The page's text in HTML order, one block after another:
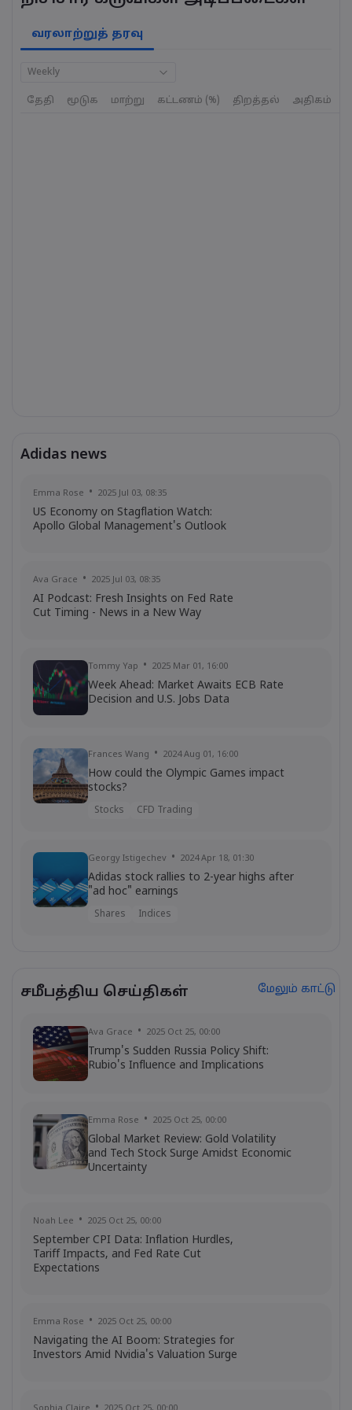
வரலாற்றுத் தரவு
Weekly
தேதி மூடுக மாற்று கட்டணம் (%) திறத்தல் அதிகம்
Adidas news
Emma Rose 2025 Jul 03, 08:35
US Economy on Stagflation Watch:
Apollo Global Management's Outlook
Ava Grace 2025 Jul 03, 08:35
AI Podcast: Fresh Insights on Fed Rate
Cut Timing - News in a New Way
Tommy Yap 2025 Mar 01, 16:00
Week Ahead: Market Awaits ECB Rate
Decision and U.S. Jobs Data
Frances Wang 2024 Aug 01, 16:00
How could the Olympic Games impact
stocks?
Stocks CFD Trading
Georgy Istigechev 2024 Apr 18, 01:30
Adidas stock rallies to 2-year highs after
"ad hoc" earnings
Shares Indices
Adidas stock yet to react to firm's first
loss in 30 years
Georgy Istigechev 2024 Jan 05, 08:01
Shares FTSE100
சமீபத்திய செய்திகள் மேலும் காட்டு
Ava Grace 2025 Oct 25, 00:00
Trump's Sudden Russia Policy Shift:
Rubio's Influence and Implications
Emma Rose 2025 Oct 25, 00:00
Global Market Review: Gold Volatility
and Tech Stock Surge Amidst Economic
Uncertainty
Noah Lee 2025 Oct 25, 00:00
September CPI Data: Inflation Hurdles,
Tariff Impacts, and Fed Rate Cut
Expectations
Emma Rose 2025 Oct 25, 00:00
Navigating the AI Boom: Strategies for
Investors Amid Nvidia's Valuation Surge